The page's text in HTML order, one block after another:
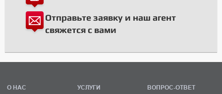
Отправьте заявку и наш агент
свяжется с вами
О НАС
УСЛУГИ
ВОПРОС-ОТВЕТ